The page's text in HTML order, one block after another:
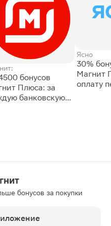
бонусов
Плюса: за
банковскую
Ясно
30%
Магнит
оплату
бонусов за покупки